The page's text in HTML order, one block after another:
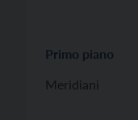
Primo piano
Meridiani